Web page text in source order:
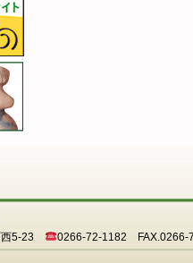
西5-23
0266-72-1182 FAX.0266-